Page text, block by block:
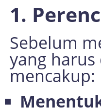
1.
Sebelum
yang
mencakup: